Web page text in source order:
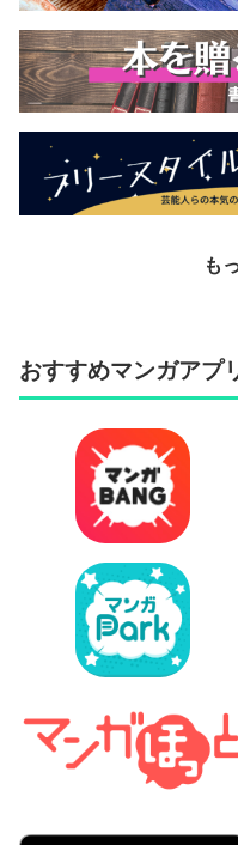
も
おすすめマンガアプ